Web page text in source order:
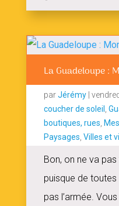
La Guadeloupe :
parJérémy|
coucher de soleil
boutiques, rues
Paysages Villes et
Bon, on ne va
puisque de
pas l’armée.